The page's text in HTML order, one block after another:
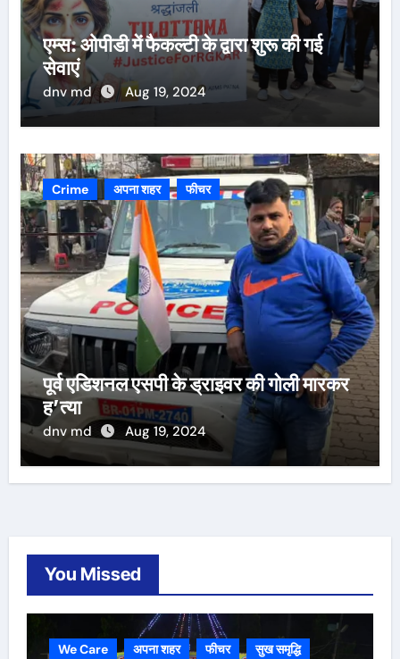
एम्स: ओपीडी में फैकल्टी के द्वारा शुरू की गई
सेवाएं
dnv md Aug 19, 2024
Crime अपना शहर फीचर
पूर्व एडिशनल एसपी के ड्राइवर की गोली मारकर
ह’त्या
dnv md Aug 19, 2024
You Missed
We Care अपना शहर फीचर सुख समृद्धि